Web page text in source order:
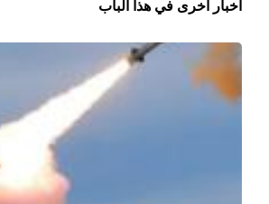
أخبار أخرى في هذا الباب